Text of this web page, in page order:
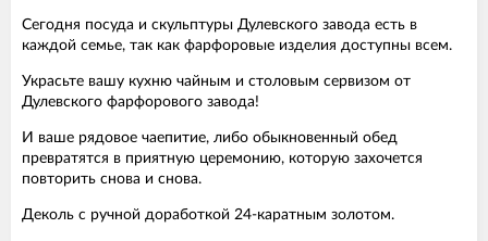
Сегодня посуда и скульптуры Дулевского завода есть в
каждой семье, так как фарфоровые изделия доступны всем.
Украсьте вашу кухню чайным и столовым сервизом от
Дулевского фарфорового завода!
И ваше рядовое чаепитие, либо обыкновенный обед
превратятся в приятную церемонию, которую захочется
повторить снова и снова.
Деколь с ручной доработкой 24-каратным золотом.